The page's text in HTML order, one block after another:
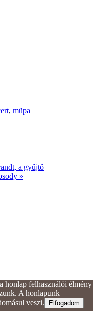
, müpa
a gyűjtő
»
honlap felhasználói élmény
A honlapunk
veszi.
Elfogadom